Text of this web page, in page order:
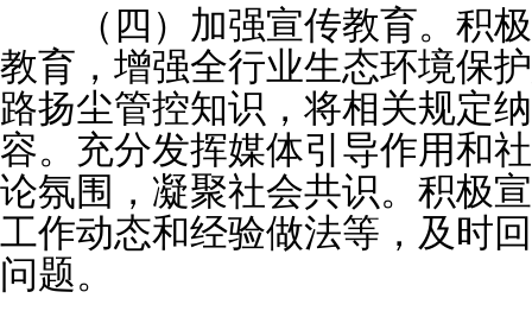
（四）加强宣传教育。积极
教育，增强全行业生态环境保
路扬尘管控知识，将相关规定
容。充分发挥媒体引导作用和
论氛围，凝聚社会共识。积极
工作动态和经验做法等，及时
问题。